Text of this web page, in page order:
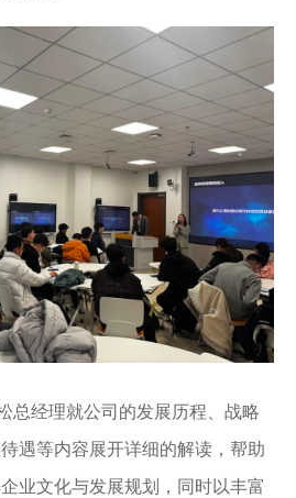
总经理就公司的发展历程、战略
遇等内容展开详细的解读，帮助
业文化与发展规划，同时以丰富